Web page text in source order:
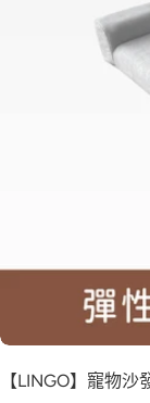
【LINGO】寵物